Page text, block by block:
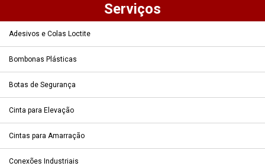
Serviços
Adesivos e Colas Loctite
Bombonas Plásticas
Botas de Segurança
Cinta para Elevação
Cintas para Amarração
Conexões Industriais